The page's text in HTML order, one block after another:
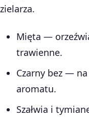
zielarza.
Mięta —
trawienne.
Czarny bez —
aromatu.
Szałwia i